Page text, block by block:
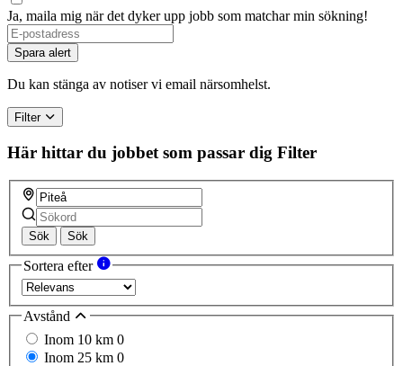
Ja, maila mig när det dyker upp jobb som matchar min sökning!
Spara alert
Du kan stänga av notiser vi email närsomhelst.
Filter
Här hittar du jobbet som passar dig Filter
Sök Sök
Sortera efter
Avstånd
Inom 10 km 0
Inom 25 km 0